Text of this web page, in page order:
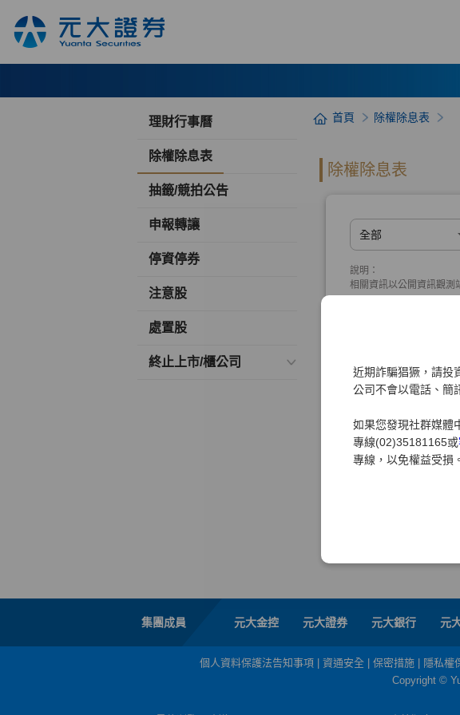
近期詐騙猖獗，請投
公司不會以電話、簡
如果您發現社群媒體
專線(02)35181165或
專線，以免權益受損。
理財行事曆
除權除息表
抽籤/競拍公告
申報轉讓
停資停券
注意股
處置股
終止上市/櫃公司
首頁 除權除息表
集團成員 元大金控 元大證券 元大銀行 元
個人資料保護法告知事項 資通安全 保密措施 隱私權
Copyright ©